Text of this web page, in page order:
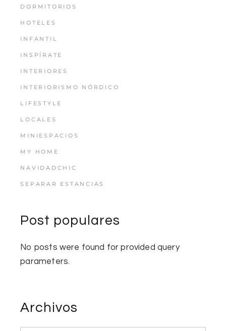
DORMITORIOS
HOTELES
INFANTIL
INSPÍRATE
INTERIORES
INTERIORISMO NÓRDICO
LIFESTYLE
LOCALES
MINIESPACIOS
MY HOME
NAVIDADCHIC
SEPARAR ESTANCIAS
Post populares
No posts were found for provided query
parameters.
Archivos